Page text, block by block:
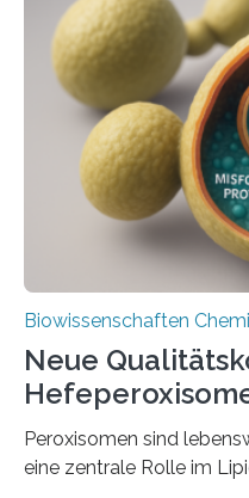
Biowissenschaften
Neue
Peroxisomen sind
eine zentrale Rolle im